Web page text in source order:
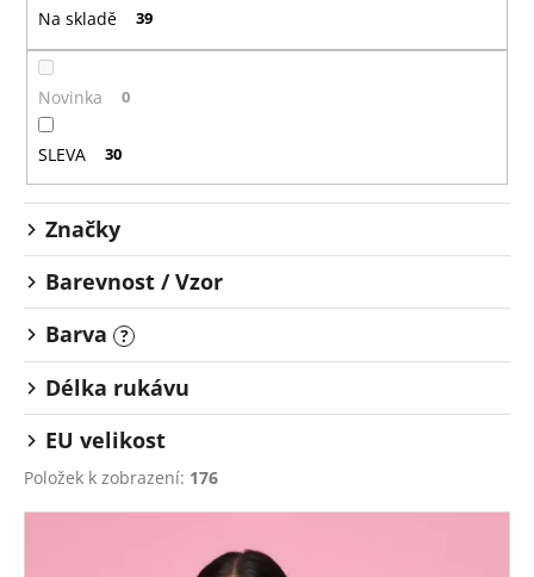
p
r
o
d
u
k
t
ů
Na skladě 39
Novinka 0
SLEVA 30
Značky
Barevnost / Vzor
Barva
?
Délka rukávu
EU velikost
Položek k zobrazení: 176
V